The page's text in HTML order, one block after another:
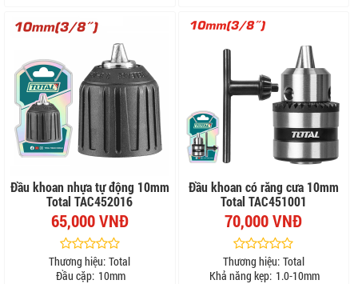
Đầu khoan nhựa tự động 10mm
Total TAC452016
65,000 VNĐ
Thương hiệu: Total
Đầu cặp: 10mm
Đầu khoan có răng cưa 10mm
Total TAC451001
70,000 VNĐ
Thương hiệu: Total
Khả năng kẹp: 1.0-10mm